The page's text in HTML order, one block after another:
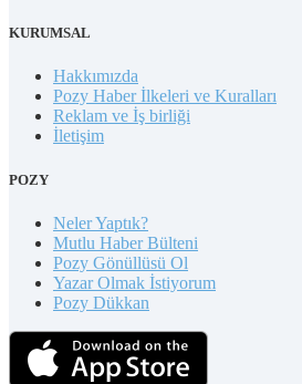
KURUMSAL
Hakkımızda
Pozy Haber İlkeleri ve Kuralları
Reklam ve İş birliği
İletişim
POZY
Neler Yaptık?
Mutlu Haber Bülteni
Pozy Gönüllüsü Ol
Yazar Olmak İstiyorum
Pozy Dükkan